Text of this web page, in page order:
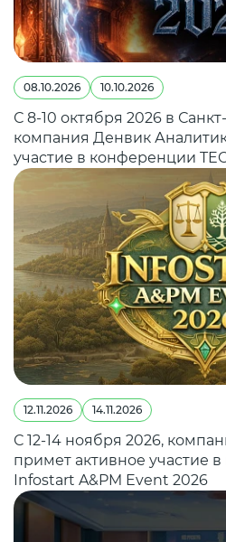
08.10.2026 10.10.2026
С 8-10 октября 2026 в
компания Денвик
участие в конференции
12.11.2026 14.11.2026
С 12-14 ноября 2026,
примет активное участие
Infostart A&PM Event 2026